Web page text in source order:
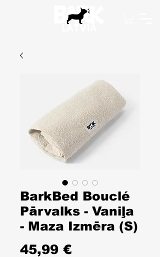
BarkBed Bouclé
Pārvalks - Vaniļa
- Maza Izmēra (S)
45,99 €Cena